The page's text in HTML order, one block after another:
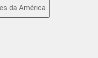
da América